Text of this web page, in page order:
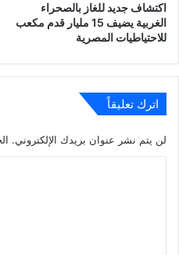
اكتشاف جديد للغاز بالصحراء
الغربية يضيف 15 مليار قدم مكعب
للاحتياطيات المصرية
اترك تعليقاً
لن يتم نشر عنوان بريدك الإلكتروني.